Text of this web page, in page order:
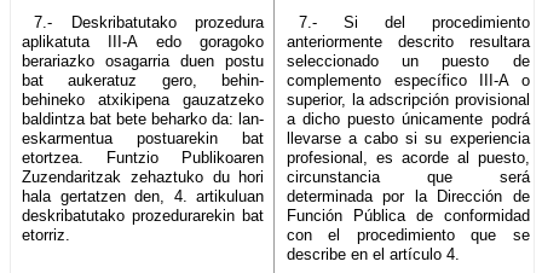
7.- Deskribatutako prozedura
aplikatuta III-A edo goragoko
berariazko osagarria duen postu
bat aukeratuz gero, behin-
behineko atxikipena gauzatzeko
baldintza bat bete beharko da: lan-
eskarmentua postuarekin bat
etortzea. Funtzio Publikoaren
Zuzendaritzak zehaztuko du hori
hala gertatzen den, 4. artikuluan
deskribatutako prozedurarekin bat
etorriz.
7.- Si del procedimiento
anteriormente descrito resultara
seleccionado un puesto de
complemento específico III-A o
superior, la adscripción provisional
a dicho puesto únicamente podrá
llevarse a cabo si su experiencia
profesional, es acorde al puesto,
circunstancia que será
determinada por la Dirección de
Función Pública de conformidad
con el procedimiento que se
describe en el artículo 4.